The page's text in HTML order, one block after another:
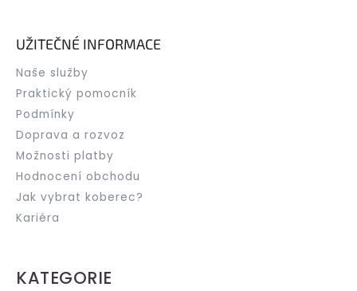
UŽITEČNÉ INFORMACE
Naše služby
Praktický pomocník
Podmínky
Doprava a rozvoz
Možnosti platby
Hodnocení obchodu
Jak vybrat koberec?
Kariéra
KATEGORIE